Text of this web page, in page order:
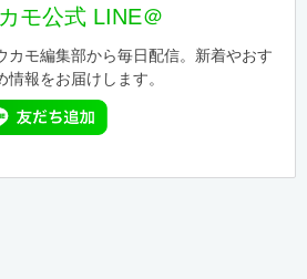
モ公式 LINE＠
カモ編集部から毎日配信。新着やおす
情報をお届けします。